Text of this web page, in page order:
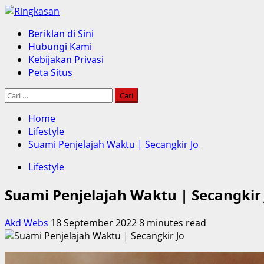
Skip
content
Primary
Menu
Beriklan di Sini
Hubungi Kami
Kebijakan Privasi
Peta Situs
Cari
Home
Lifestyle
Suami Penjelajah Waktu | Secangkir Jo
Lifestyle
Suami Penjelajah Waktu | Secangkir
Akd Webs 18 September 20228 minutes read